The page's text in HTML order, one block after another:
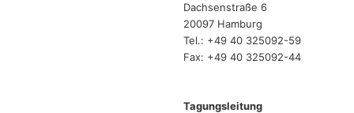
Dachsenstraße 6
20097 Hamburg
Tel.: +49 40 325092-59
Fax: +49 40 325092-44
Tagungsleitung